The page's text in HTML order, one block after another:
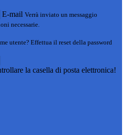
E-mail Verrà inviato un messaggio
necessarie.
utente? Effettua il reset della password
la casella di posta elettronica!